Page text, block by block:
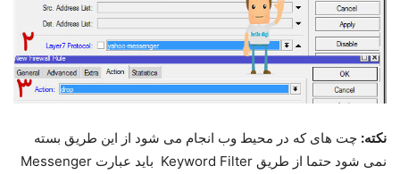
نکته: چت های که در محیط وب انجام می شود از این طریق بسته
نمی شود حتما از طریق Keyword Filter باید عبارت Messenger